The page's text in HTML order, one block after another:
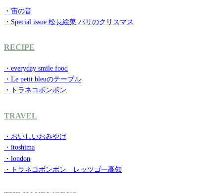
・宙の音
・Special issue 松長絵菜 パリのクリスマス
RECIPE
・everyday smile food
・Le petit bleuのテーブル
・トラネコボンボン
TRAVEL
・おいしいおみやげ
・itoshima
・london
・トラネコボンボン レッツゴー高知